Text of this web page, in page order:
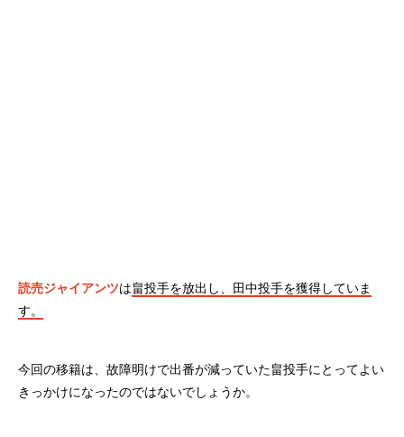
読売ジャイアンツは畠投手を放出し、田中投手を獲得していま
す。
今回の移籍は、故障明けで出番が減っていた畠投手にとってよい
きっかけになったのではないでしょうか。